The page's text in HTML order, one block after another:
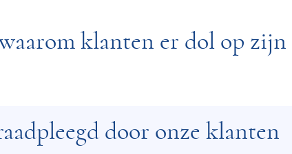
klanten er dol op zijn
door onze klanten